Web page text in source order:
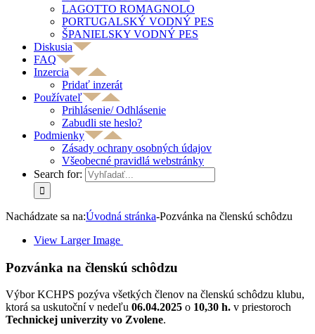
LAGOTTO ROMAGNOLO
PORTUGALSKÝ VODNÝ PES
ŠPANIELSKY VODNÝ PES
Diskusia
FAQ
Inzercia
Pridať inzerát
Používateľ
Prihlásenie/ Odhlásenie
Zabudli ste heslo?
Podmienky
Zásady ochrany osobných údajov
Všeobecné pravidlá webstránky
Search for:
Nachádzate sa na:Úvodná stránka-Pozvánka na členskú schôdzu
View Larger Image
Pozvánka na členskú schôdzu
Výbor KCHPS pozýva všetkých členov na členskú schôdzu klubu,
ktorá sa uskutoční v nedeľu 06.04.2025 o 10,30 h. v priestoroch
Technickej univerzity vo Zvolene.